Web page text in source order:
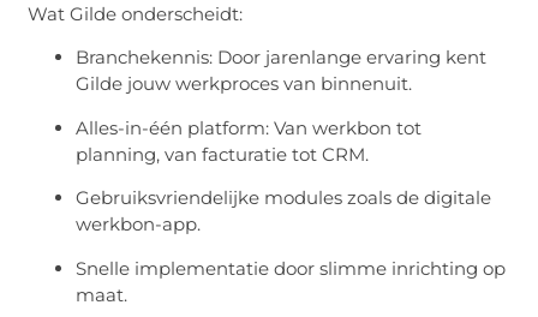
Wat Gilde onderscheidt:
Branchekennis: Door jarenlange ervaring kent
Gilde jouw werkproces van binnenuit.
Alles-in-één platform: Van werkbon tot
planning, van facturatie tot CRM.
Gebruiksvriendelijke modules zoals de digitale
werkbon-app.
Snelle implementatie door slimme inrichting op
maat.